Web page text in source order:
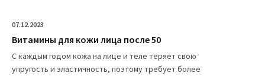
07.12.2023
Витамины для кожи лица после 50
С каждым годом кожа на лице и теле теряет свою
упругость и эластичность, поэтому требует более